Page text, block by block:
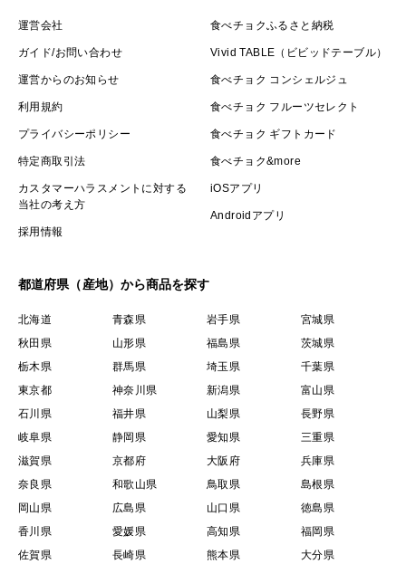
運営会社
ガイド/お問い合わせ
運営からのお知らせ
利用規約
プライバシーポリシー
特定商取引法
カスタマーハラスメントに対する
当社の考え方
採用情報
食べチョクふるさと納税
Vivid TABLE（ビビッドテーブル）
食べチョク コンシェルジュ
食べチョク フルーツセレクト
食べチョク ギフトカード
食べチョク&more
iOSアプリ
Androidアプリ
都道府県（産地）から商品を探す
北海道 青森県 岩手県
宮城県
秋田県
山形県 福島県
茨城県
栃木県
群馬県 埼玉県
千葉県
東京都
神奈川県 新潟県
富山県
石川県
福井県 山梨県
長野県
岐阜県
静岡県 愛知県
三重県
滋賀県
京都府 大阪府
兵庫県
奈良県
和歌山県 鳥取県
島根県
岡山県
広島県 山口県
徳島県
香川県
愛媛県 高知県
福岡県
佐賀県
長崎県 熊本県 大分県